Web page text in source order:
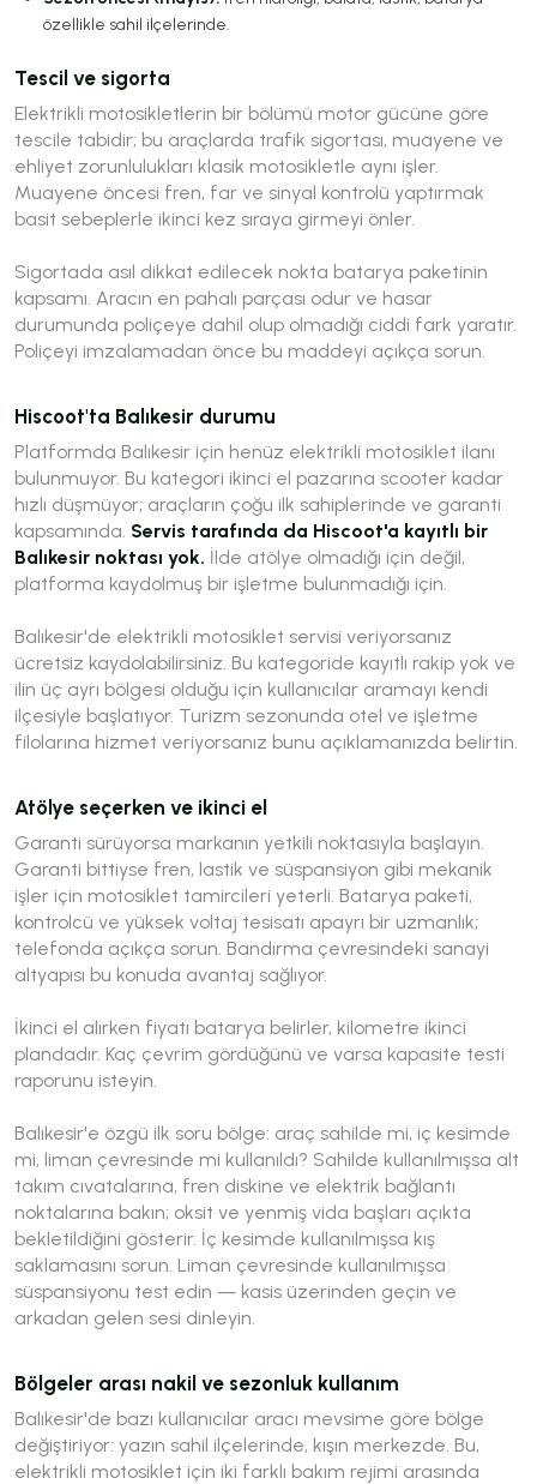
özellikle sahil ilçelerinde.
Tescil ve sigorta
Elektrikli motosikletlerin bir bölümü motor gücüne göre
tescile tabidir; bu araçlarda trafik sigortası, muayene ve
ehliyet zorunlulukları klasik motosikletle aynı işler.
Muayene öncesi fren, far ve sinyal kontrolü yaptırmak
basit sebeplerle ikinci kez sıraya girmeyi önler.
Sigortada asıl dikkat edilecek nokta batarya paketinin
kapsamı. Aracın en pahalı parçası odur ve hasar
durumunda poliçeye dahil olup olmadığı ciddi fark yaratır.
Poliçeyi imzalamadan önce bu maddeyi açıkça sorun.
Hiscoot'ta Balıkesir durumu
Platformda Balıkesir için henüz elektrikli motosiklet ilanı
bulunmuyor. Bu kategori ikinci el pazarına scooter kadar
hızlı düşmüyor; araçların çoğu ilk sahiplerinde ve garanti
kapsamında. Servis tarafında da Hiscoot'a kayıtlı bir
Balıkesir noktası yok. İlde atölye olmadığı için değil,
platforma kaydolmuş bir işletme bulunmadığı için.
Balıkesir'de elektrikli motosiklet servisi veriyorsanız
ücretsiz kaydolabilirsiniz. Bu kategoride kayıtlı rakip yok ve
ilin üç ayrı bölgesi olduğu için kullanıcılar aramayı kendi
ilçesiyle başlatıyor. Turizm sezonunda otel ve işletme
filolarına hizmet veriyorsanız bunu açıklamanızda belirtin.
Atölye seçerken ve ikinci el
Garanti sürüyorsa markanın yetkili noktasıyla başlayın.
Garanti bittiyse fren, lastik ve süspansiyon gibi mekanik
işler için motosiklet tamircileri yeterli. Batarya paketi,
kontrolcü ve yüksek voltaj tesisatı apayrı bir uzmanlık;
telefonda açıkça sorun. Bandırma çevresindeki sanayi
altyapısı bu konuda avantaj sağlıyor.
İkinci el alırken fiyatı batarya belirler, kilometre ikinci
plandadır. Kaç çevrim gördüğünü ve varsa kapasite testi
raporunu isteyin.
Balıkesir'e özgü ilk soru bölge: araç sahilde mi, iç kesimde
mi, liman çevresinde mi kullanıldı? Sahilde kullanılmışsa alt
takım cıvatalarına, fren diskine ve elektrik bağlantı
noktalarına bakın; oksit ve yenmiş vida başları açıkta
bekletildiğini gösterir. İç kesimde kullanılmışsa kış
saklamasını sorun. Liman çevresinde kullanılmışsa
süspansiyonu test edin — kasis üzerinden geçin ve
arkadan gelen sesi dinleyin.
Bölgeler arası nakil ve sezonluk kullanım
Balıkesir'de bazı kullanıcılar aracı mevsime göre bölge
değiştiriyor: yazın sahil ilçelerinde, kışın merkezde. Bu,
elektrikli motosiklet için iki farklı bakım rejimi arasında